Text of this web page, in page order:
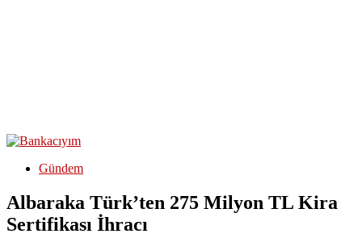
Gündem
Albaraka Türk’ten 275 Milyon TL Kira
Sertifikası İhracı